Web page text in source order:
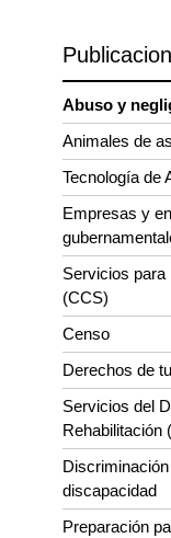
Abuso y
Animales de
Tecnología de
Empresas y
Servicios para
(CCS)
Censo
Derechos de
Servicios del
Rehabilitación
discapacidad
Preparación